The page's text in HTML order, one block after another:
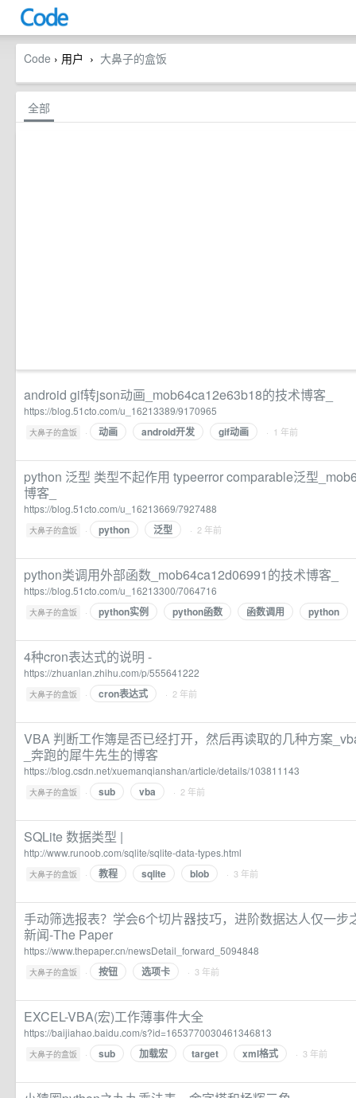
Code › 用户 › 大鼻子的盒饭
全部
android gif转json动画_mob64ca12e63b18的技术博客_
https://blog.51cto.com/u_16213389/9170965
大鼻子的盒饭 · 动画 android开发 gif动画 · 1 年前
python 泛型 类型不起作用 typeerror comparable泛型
博客_
https://blog.51cto.com/u_16213669/7927488
大鼻子的盒饭 · python 泛型 · 2 年前
python类调用外部函数_mob64ca12d06991的技术博客_
https://blog.51cto.com/u_16213300/7064716
大鼻子的盒饭 · python实例 python函数 函数调用 python
4种cron表达式的说明 -
https://zhuanlan.zhihu.com/p/555641222
大鼻子的盒饭 · cron表达式 · 2 年前
VBA 判断工作簿是否已经打开，然后再读取的几种方案
_奔跑的犀牛先生的博客
https://blog.csdn.net/xuemanqianshan/article/details/103811143
大鼻子的盒饭 · sub vba · 2 年前
SQLite 数据类型 |
http://www.runoob.com/sqlite/sqlite-data-types.html
大鼻子的盒饭 · 教程 sqlite blob · 3 年前
手动筛选报表？学会6个切片器技巧，进阶数据达人仅一步
新闻-The Paper
https://www.thepaper.cn/newsDetail_forward_5094848
大鼻子的盒饭 · 按钮 选项卡 · 3 年前
EXCEL-VBA(宏)工作薄事件大全
https://baijiahao.baidu.com/s?id=1653770030461346813
大鼻子的盒饭 · sub 加载宏 target xml格式 · 3 年前